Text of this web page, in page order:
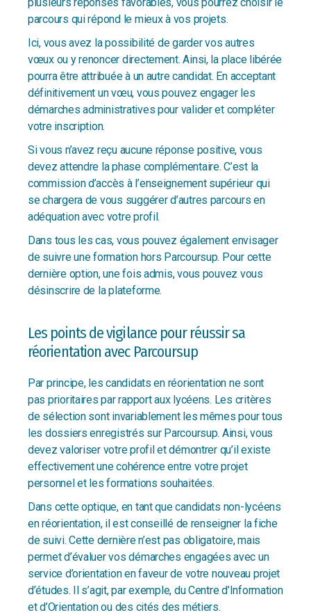
plusieurs réponses favorables, vous pourrez choisir le
parcours qui répond le mieux à vos projets.
Ici, vous avez la possibilité de garder vos autres
vœux ou y renoncer directement. Ainsi, la place libérée
pourra être attribuée à un autre candidat. En acceptant
définitivement un vœu, vous pouvez engager les
démarches administratives pour valider et compléter
votre inscription.
Si vous n’avez reçu aucune réponse positive, vous
devez attendre la phase complémentaire. C’est la
commission d’accès à l’enseignement supérieur qui
se chargera de vous suggérer d’autres parcours en
adéquation avec votre profil.
Dans tous les cas, vous pouvez également envisager
de suivre une formation hors Parcoursup. Pour cette
dernière option, une fois admis, vous pouvez vous
désinscrire de la plateforme.
Les points de vigilance pour réussir sa
réorientation avec Parcoursup
Par principe, les candidats en réorientation ne sont
pas prioritaires par rapport aux lycéens. Les critères
de sélection sont invariablement les mêmes pour tous
les dossiers enregistrés sur Parcoursup. Ainsi, vous
devez valoriser votre profil et démontrer qu’il existe
effectivement une cohérence entre votre projet
personnel et les formations souhaitées.
Dans cette optique, en tant que candidats non-lycéens
en réorientation, il est conseillé de renseigner la fiche
de suivi. Cette dernière n’est pas obligatoire, mais
permet d’évaluer vos démarches engagées avec un
service d’orientation en faveur de votre nouveau projet
d’études. Il s’agit, par exemple, du Centre d’Information
et d’Orientation ou des cités des métiers.